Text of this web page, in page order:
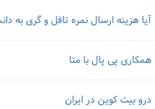
آیا هزینه ارسال نمره تافل و گری به
همکاری پی پال با متا
درو بیت کوین در ایران